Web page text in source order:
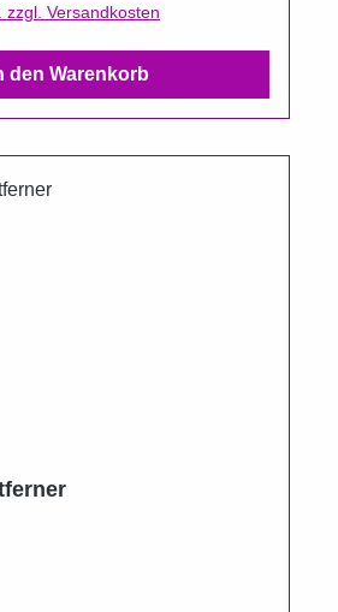
zzgl. Versandkosten
den Warenkorb